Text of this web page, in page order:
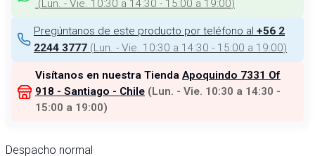
(Lun. - Vie. 10:30 a 14:30 - 15:00 a 19:00)
Pregúntanos de este producto por teléfono al +56 2
2244 3777 (Lun. - Vie. 10:30 a 14:30 - 15:00 a 19:00)
Visítanos en nuestra Tienda Apoquindo 7331 Of
918 - Santiago - Chile (Lun. - Vie. 10:30 a 14:30 -
15:00 a 19:00)
Despacho normal